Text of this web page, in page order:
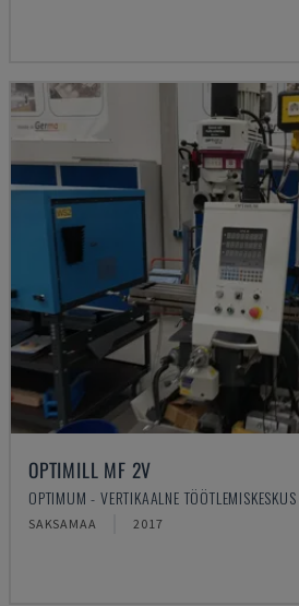
OPTIMILL MF 2V
OPTIMUM - VERTIKAALNE TÖÖTLEMISKESKUS
SAKSAMAA 2017